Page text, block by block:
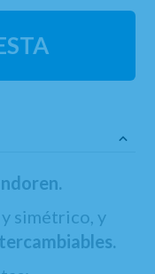
simétrico, y